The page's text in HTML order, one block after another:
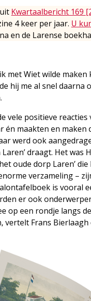
Kwartaalbericht 169
4 keer per jaar. U
en de Larense
met Wiet wilde
hij me al snel
vele positieve
én maakten en maken
werd ook
draagt. Het
oude dorp Laren’
verzameling –
is vooral
er ook
op een rondje langs
vertelt Frans